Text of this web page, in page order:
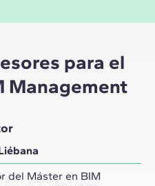
para el
Management
del Máster en BIM